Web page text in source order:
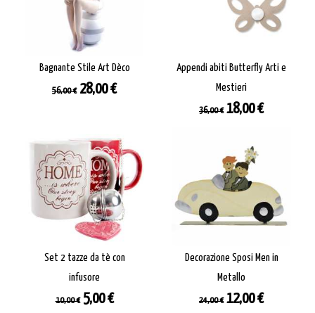
Bagnante Stile Art Dèco
Prezzo
56,00 € Prezzo
28,00 €
Appendi abiti Butterfly Arti e
Mestieri
Prezzo
36,00 € Prezzo
18,00 €
Set 2 tazze da tè con
infusore
Prezzo
10,00 € Prezzo
5,00 €
Decorazione Sposi Men in
Metallo
Prezzo
24,00 € Prezzo
12,00 €